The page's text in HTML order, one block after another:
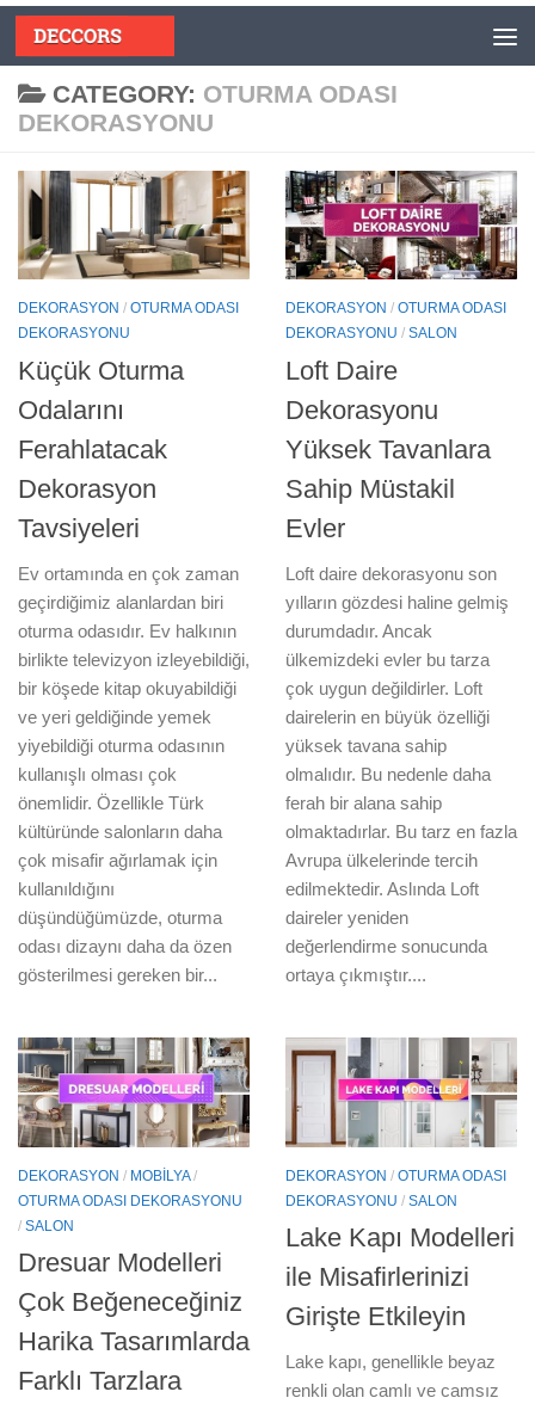
Skip to content
CATEGORY: OTURMA ODASI
DEKORASYONU
DEKORASYON / OTURMA ODASI
DEKORASYONU
Küçük Oturma
Odalarını
Ferahlatacak
Dekorasyon
Tavsiyeleri
Ev ortamında en çok zaman
geçirdiğimiz alanlardan biri
oturma odasıdır. Ev halkının
birlikte televizyon izleyebildiği,
bir köşede kitap okuyabildiği
ve yeri geldiğinde yemek
yiyebildiği oturma odasının
kullanışlı olması çok
önemlidir. Özellikle Türk
kültüründe salonların daha
çok misafir ağırlamak için
kullanıldığını
düşündüğümüzde, oturma
odası dizaynı daha da özen
gösterilmesi gereken bir...
DEKORASYON / OTURMA ODASI
DEKORASYONU / SALON
Loft Daire
Dekorasyonu
Yüksek Tavanlara
Sahip Müstakil
Evler
Loft daire dekorasyonu son
yılların gözdesi haline gelmiş
durumdadır. Ancak
ülkemizdeki evler bu tarza
çok uygun değildirler. Loft
dairelerin en büyük özelliği
yüksek tavana sahip
olmalıdır. Bu nedenle daha
ferah bir alana sahip
olmaktadırlar. Bu tarz en fazla
Avrupa ülkelerinde tercih
edilmektedir. Aslında Loft
daireler yeniden
değerlendirme sonucunda
ortaya çıkmıştır....
DEKORASYON / MOBILYA/
OTURMA ODASI DEKORASYONU
/ SALON
Dresuar Modelleri
Çok Beğeneceğiniz
Harika Tasarımlarda
Farklı Tarzlara
DEKORASYON / OTURMA ODASI
DEKORASYONU / SALON
Lake Kapı Modelleri
ile Misafirlerinizi
Girişte Etkileyin
Lake kapı, genellikle beyaz
renkli olan camlı ve camsız